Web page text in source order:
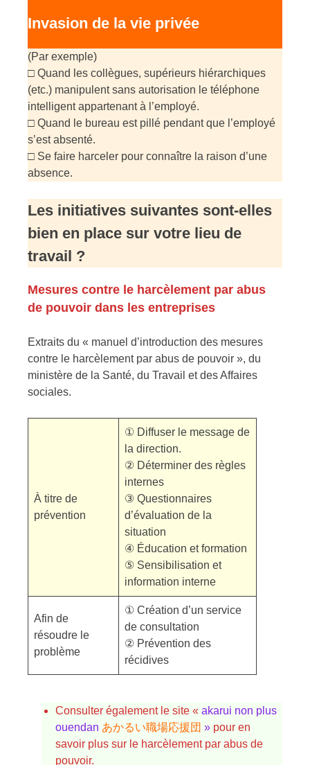
Invasion de la vie privée
(Par exemple)
□ Quand les collègues, supérieurs hiérarchiques
(etc.) manipulent sans autorisation le téléphone
intelligent appartenant à l’employé.
□ Quand le bureau est pillé pendant que l’employé
s’est absenté.
□ Se faire harceler pour connaître la raison d’une
absence.
Les initiatives suivantes sont-elles
bien en place sur votre lieu de
travail ?
Mesures contre le harcèlement par abus
de pouvoir dans les entreprises
Extraits du « manuel d’introduction des mesures
contre le harcèlement par abus de pouvoir », du
ministère de la Santé, du Travail et des Affaires
sociales.
À titre de
prévention
① Diffuser le message de
la direction.
② Déterminer des règles
internes
③ Questionnaires
d’évaluation de la
situation
④ Éducation et formation
⑤ Sensibilisation et
information interne
Afin de
résoudre le
problème
① Création d’un service
de consultation
② Prévention des
récidives
Consulter également le site « akarui non plus
ouendan あかるい職場応援団 » pour en
savoir plus sur le harcèlement par abus de
pouvoir.